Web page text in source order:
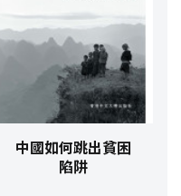
中國如何跳出貧困
陷阱